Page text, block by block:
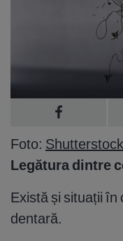
Foto:
Legătura dintre
Există și situații
dentară.